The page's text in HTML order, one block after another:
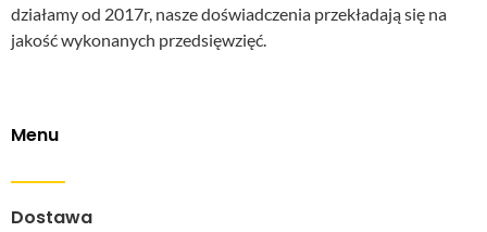
działamy od 2017r, nasze doświadczenia przekładają się na
jakość wykonanych przedsięwzięć.
Menu
Dostawa